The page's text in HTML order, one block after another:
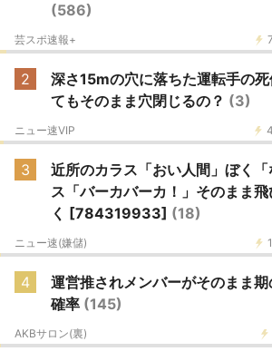
(586)
芸スポ速報+
2
深さ15mの穴に落ちた運転手の死
てもそのまま穴閉じるの？ (3)
ニュー速VIP
3
近所のカラス「おい人間」ぼく
ス「バーカバーカ！」そのまま
く [784319933] (18)
ニュー速(嫌儲)
4
運営推されメンバーがそのまま
確率 (145)
AKBサロン(裏)